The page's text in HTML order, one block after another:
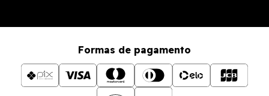
Formas de pagamento